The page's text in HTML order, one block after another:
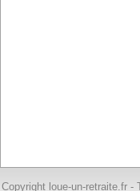
Copyright loue-un-retraite.fr -